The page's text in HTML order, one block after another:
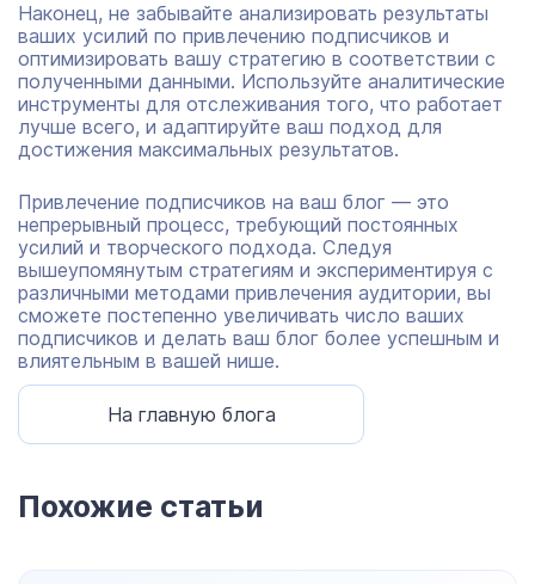
Наконец, не забывайте анализировать результаты
ваших усилий по привлечению подписчиков и
оптимизировать вашу стратегию в соответствии с
полученными данными. Используйте аналитические
инструменты для отслеживания того, что работает
лучше всего, и адаптируйте ваш подход для
достижения максимальных результатов.
Привлечение подписчиков на ваш блог — это
непрерывный процесс, требующий постоянных
усилий и творческого подхода. Следуя
вышеупомянутым стратегиям и экспериментируя с
различными методами привлечения аудитории, вы
сможете постепенно увеличивать число ваших
подписчиков и делать ваш блог более успешным и
влиятельным в вашей нише.
На главную блога
Похожие статьи